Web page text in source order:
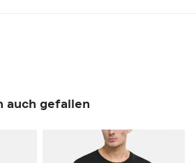
auch gefallen